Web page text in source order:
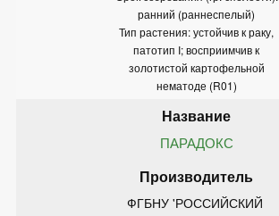
ранний (раннеспелый)
Тип растения: устойчив к раку,
патотип I; восприимчив к
золотистой картофельной
нематоде (R01)
ПАРАДОКС
ФГБНУ 'РОССИЙСКИЙ